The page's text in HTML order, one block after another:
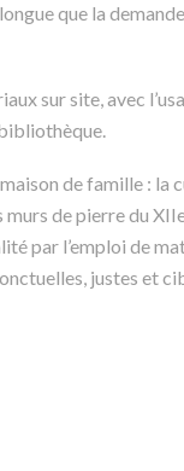
que la
sur site, avec
de famille : la
de pierre du
par l’emploi de
justes et